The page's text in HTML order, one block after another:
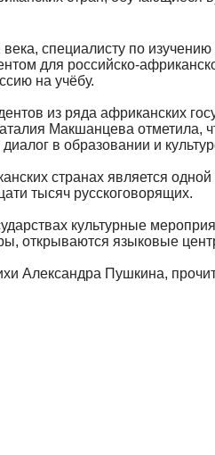
специалисту по
для российско-
на учёбу.
из ряда африканских
Макшанцева отметила,
в образовании и
странах является
тысяч русскоговорящих.
культурные
открываются языковые
Александра Пушкина,